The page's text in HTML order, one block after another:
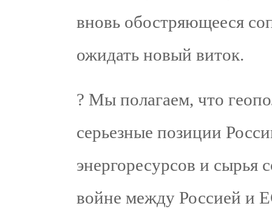
вновь обостряющееся
ожидать новый виток.
? Мы полагаем, что
серьезные позиции
энергоресурсов и сырья
войне между Россией и